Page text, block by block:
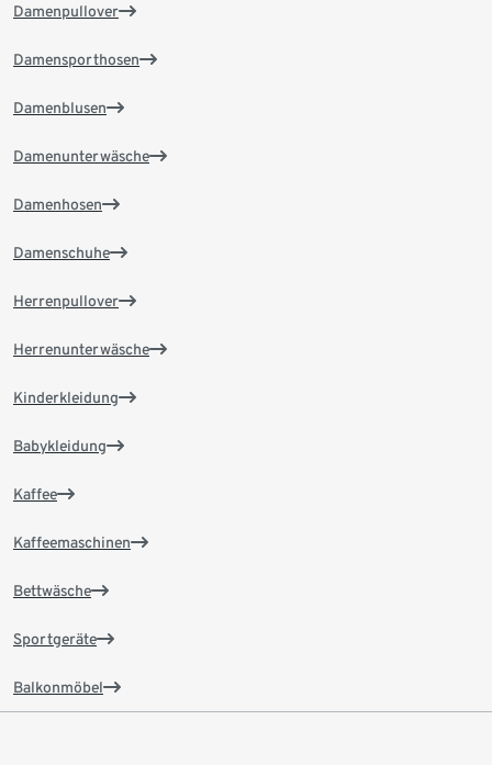
Damenpullover
Damensporthosen
Damenblusen
Damenunterwäsche
Damenhosen
Damenschuhe
Herrenpullover
Herrenunterwäsche
Kinderkleidung
Babykleidung
Kaffee
Kaffeemaschinen
Bettwäsche
Sportgeräte
Balkonmöbel